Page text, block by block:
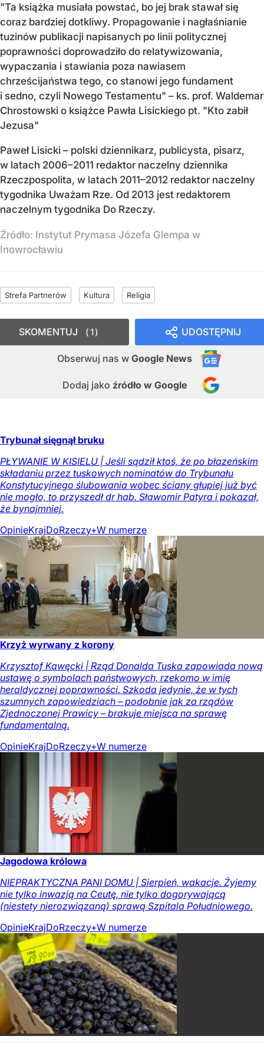
"Ta książka musiała powstać, bo jej brak stawał się
coraz bardziej dotkliwy. Propagowanie i nagłaśnianie
tuzinów publikacji napisanych po linii politycznej
poprawności doprowadziło do relatywizowania,
wypaczania i stawiania poza nawiasem
chrześcijaństwa tego, co stanowi jego fundament
i sedno, czyli Nowego Testamentu" – ks. prof. Waldemar
Chrostowski o książce Pawła Lisickiego pt. "Kto zabił
Jezusa"
Paweł Lisicki – polski dziennikarz, publicysta, pisarz,
w latach 2006–2011 redaktor naczelny dziennika
Rzeczpospolita, w latach 2011–2012 redaktor naczelny
tygodnika Uważam Rze. Od 2013 jest redaktorem
naczelnym tygodnika Do Rzeczy.
Źródło: Instytut Prymasa Józefa Glempa w
Inowrocławiu
Strefa Partnerów Kultura Religia
UDOSTĘPNIJ
Obserwuj nas w Google News
Dodaj jako źródło w Google
SKOMENTUJ 1
Trybunał sięgnął bruku
PŁYWANIE W KISIELU | Jeśli sądził ktoś, że po błazeńskim
składaniu przez tuskowych nominatów do Trybunału
Konstytucyjnego ślubowania wobec ściany głupiej już być
nie mogło, to przyszedł dr hab. Sławomir Patyra i pokazał,
że bynajmniej.
OpinieKrajDoRzeczy+W numerze
Krzyż wyrwany z korony
Krzysztof Kawęcki | Rząd Donalda Tuska zapowiada nową
ustawę o symbolach państwowych, rzekomo w imię
heraldycznej poprawności. Szkoda jedynie, że w tych
szumnych zapowiedziach – podobnie jak za rządów
Zjednoczonej Prawicy – brakuje miejsca na sprawę
fundamentalną.
OpinieKrajDoRzeczy+W numerze
Jagodowa królowa
NIEPRAKTYCZNA PANI DOMU | Sierpień, wakacje. Żyjemy
nie tylko inwazją na Ceutę, nie tylko dogorywającą
(niestety nierozwiązaną) sprawą Szpitala Południowego.
OpinieKrajDoRzeczy+W numerze